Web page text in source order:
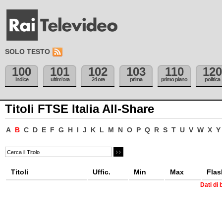
SOLO TESTO
100
indice
101
ultim'ora
102
24 ore
103
prima
110
primo piano
120
politica
Titoli FTSE Italia All-Share
A B C D E F G H I J K L M N O P Q R S T U V W X Y
Titoli Uffic. Min Max
Dati di